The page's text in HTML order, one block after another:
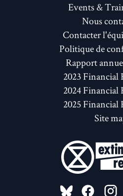
Events &
Nous
Contacter
Politique de
Rapport
2023 Financial
2024 Financial
2025 Financial
Site
FOLLOW